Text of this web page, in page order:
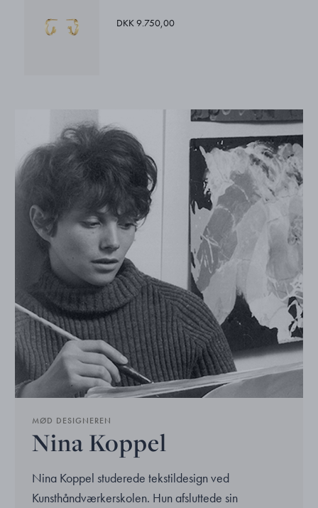
DKK 9.750,00
MØD DESIGNEREN
Nina Koppel
Nina Koppel studerede tekstildesign ved
Kunsthåndværkerskolen. Hun afsluttede sin